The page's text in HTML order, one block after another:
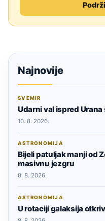
Najnovije
SVEMIR
Udarni val ispred
10. 8. 2026.
ASTRONOMIJA
Bijeli patuljak manji od
masivnu jezgru
8. 8. 2026.
ASTRONOMIJA
U rotaciji galaksija